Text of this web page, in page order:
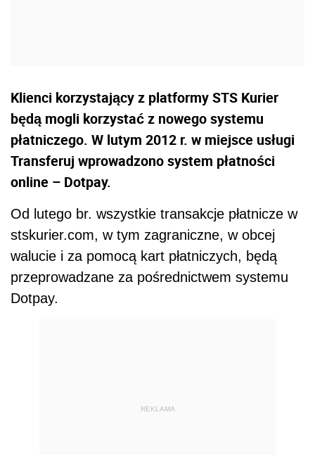
Klienci korzystający z platformy STS Kurier
będą mogli korzystać z nowego systemu
płatniczego. W lutym 2012 r. w miejsce usługi
Transferuj wprowadzono system płatności
online – Dotpay.
Od lutego br. wszystkie transakcje płatnicze w
stskurier.com, w tym zagraniczne, w obcej
walucie i za pomocą kart płatniczych, będą
przeprowadzane za pośrednictwem systemu
Dotpay.
REKLAMA